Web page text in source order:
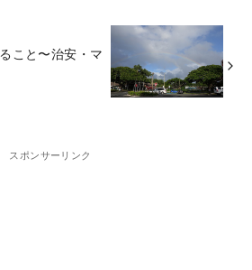
こと〜治安・マ
スポンサーリンク